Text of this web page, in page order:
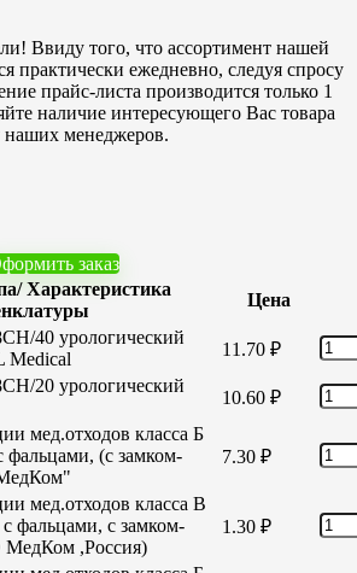
Ввиду того, что ассортимент нашей
практически ежедневно, следуя спросу
прайс-листа производится только 1
наличие интересующего Вас товара
наших менеджеров.
заказ
Характеристика
Цена
40 урологический
Medical
11.70 ₽
20 урологический
10.60 ₽
мед.отходов класса Б
(с замком-
7.30 ₽
мед.отходов класса В
фальцами, с замком-
,Россия)
1.30 ₽